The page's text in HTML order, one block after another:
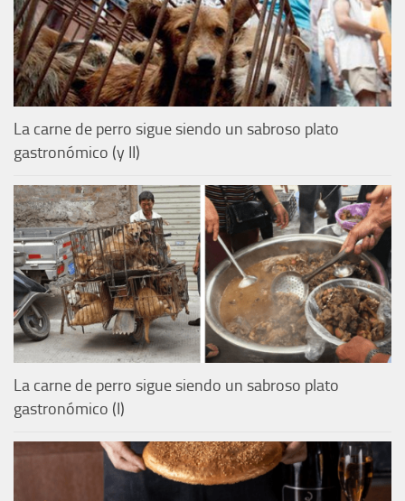
La carne de perro sigue siendo un sabroso plato
gastronómico (y II)
La carne de perro sigue siendo un sabroso plato
gastronómico (I)